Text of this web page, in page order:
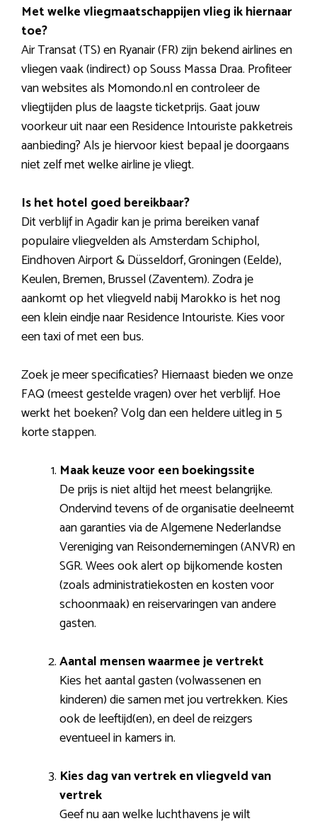
Met welke vliegmaatschappijen vlieg ik hiernaar
toe?
Air Transat (TS) en Ryanair (FR) zijn bekend airlines en
vliegen vaak (indirect) op Souss Massa Draa. Profiteer
van websites als Momondo.nl en controleer de
vliegtijden plus de laagste ticketprijs. Gaat jouw
voorkeur uit naar een Residence Intouriste pakketreis
aanbieding? Als je hiervoor kiest bepaal je doorgaans
niet zelf met welke airline je vliegt.
Is het hotel goed bereikbaar?
Dit verblijf in Agadir kan je prima bereiken vanaf
populaire vliegvelden als Amsterdam Schiphol,
Eindhoven Airport & Düsseldorf, Groningen (Eelde),
Keulen, Bremen, Brussel (Zaventem). Zodra je
aankomt op het vliegveld nabij Marokko is het nog
een klein eindje naar Residence Intouriste. Kies voor
een taxi of met een bus.
Zoek je meer specificaties? Hiernaast bieden we onze
FAQ (meest gestelde vragen) over het verblijf. Hoe
werkt het boeken? Volg dan een heldere uitleg in 5
korte stappen.
Maak keuze voor een boekingssite
De prijs is niet altijd het meest belangrijke.
Ondervind tevens of de organisatie deelneemt
aan garanties via de Algemene Nederlandse
Vereniging van Reisondernemingen (ANVR) en
SGR. Wees ook alert op bijkomende kosten
(zoals administratiekosten en kosten voor
schoonmaak) en reiservaringen van andere
gasten.
Aantal mensen waarmee je vertrekt
Kies het aantal gasten (volwassenen en
kinderen) die samen met jou vertrekken. Kies
ook de leeftijd(en), en deel de reizgers
eventueel in kamers in.
Kies dag van vertrek en vliegveld van
vertrek
Geef nu aan welke luchthavens je wilt